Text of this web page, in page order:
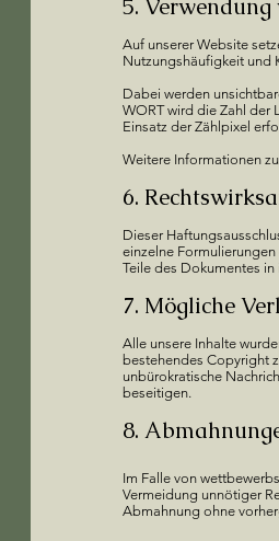
5.
Auf unserer Website
Nutzungshäufigkeit und
​Dabei werden
WORT wird die Zahl der
Einsatz der Zählpixel
Weitere Informationen
6.
Dieser
einzelne
Teile des Dokumentes
7. Mögliche
Alle unsere Inhalte
bestehendes Copyright
unbürokratische
beseitigen.
8.
Im Falle von
Vermeidung unnötiger
Abmahnung ohne